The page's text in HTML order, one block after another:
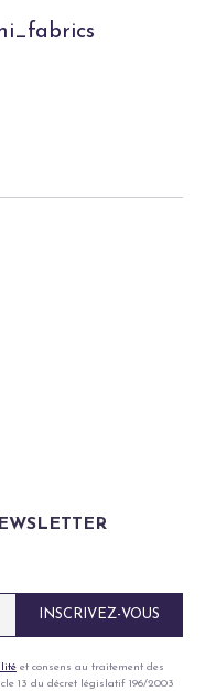
et consens au traitement des
13 du décret législatif 196/2003
INSCRIVEZ-VOUS